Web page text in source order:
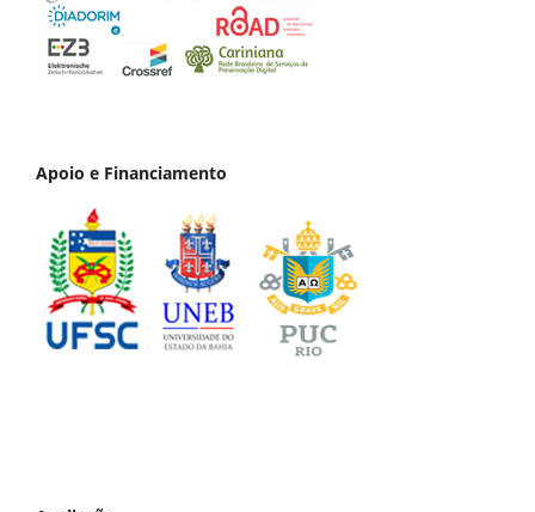
Apoio e Financiamento